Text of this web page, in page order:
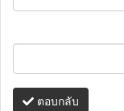
ตอบกลับ